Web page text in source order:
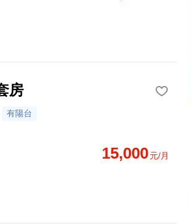
房
有陽台
15,000元/月
轉 184440